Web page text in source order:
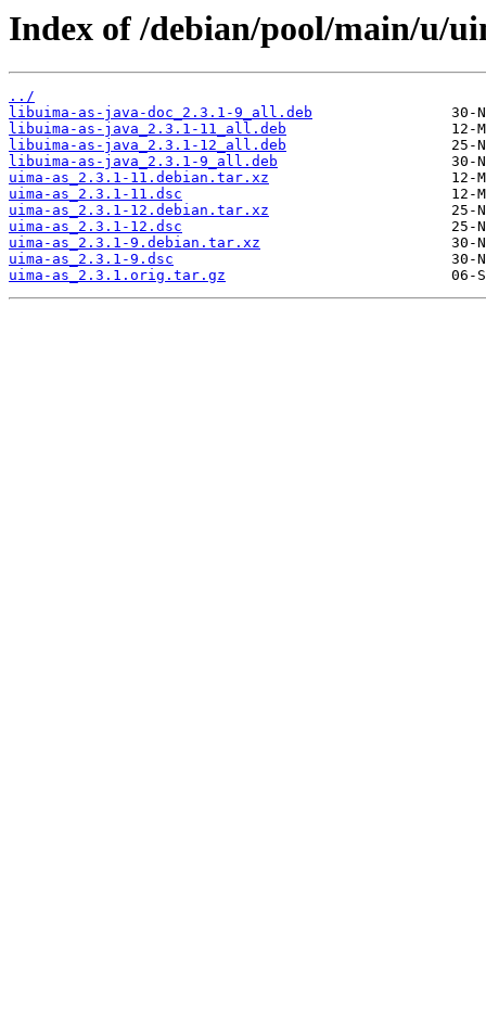
Index of /debian/pool/main/u/
../
libuima-as-java-doc_2.3.1-9_all.deb
libuima-as-java_2.3.1-11_all.deb
libuima-as-java_2.3.1-12_all.deb
libuima-as-java_2.3.1-9_all.deb
uima-as_2.3.1-11.debian.tar.xz
uima-as_2.3.1-11.dsc
uima-as_2.3.1-12.debian.tar.xz
uima-as_2.3.1-12.dsc
uima-as_2.3.1-9.debian.tar.xz
uima-as_2.3.1-9.dsc
uima-as_2.3.1.orig.tar.gz